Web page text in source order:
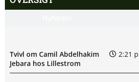
Tvivl om Camil Abdelhakim
Jebara hos Lillestrom
2:21